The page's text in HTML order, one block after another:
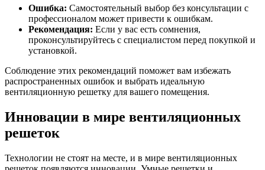
Ошибка: Самостоятельный выбор без консультации с
профессионалом может привести к ошибкам.
Рекомендация: Если у вас есть сомнения,
проконсультируйтесь с специалистом перед покупкой и
установкой.
Соблюдение этих рекомендаций поможет вам избежать
распространенных ошибок и выбрать идеальную
вентиляционную решетку для вашего помещения.
Инновации в мире вентиляционных
решеток
Технологии не стоят на месте, и в мире вентиляционных